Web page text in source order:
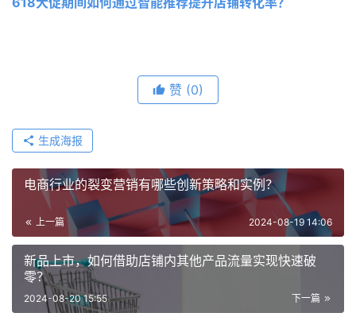
赞 (0)
生成海报
电商行业的裂变营销有哪些创新策略和实例？
上一篇 2024-08-19 14:06
新品上市，如何借助店铺内其他产品流量实现快速破
零？
下一篇
2024-08-20 15:55